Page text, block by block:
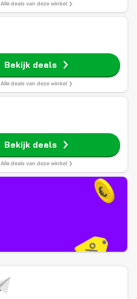
Alle deals van deze winkel
Bekijk deals
Alle deals van deze winkel
Bekijk deals
Alle deals van deze winkel